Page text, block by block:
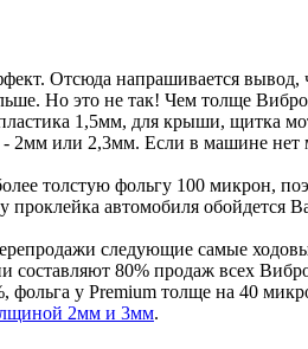
Отсюда напрашивается вывод,
Но это не так! Чем толще
1,5мм, для крыши, щитка
2мм или 2,3мм. Если в машине нет
толстую фольгу 100 микрон,
автомобиля обойдется
следующие самые
составляют 80% продаж всех
у Premium толще на 40
2мм и 3мм.